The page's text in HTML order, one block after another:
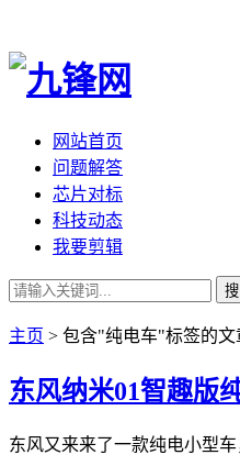
网站首页
问题解答
芯片对标
科技动态
我要剪辑
主页 > 包含"纯电车"标签的文
东风纳米01智趣版
东风又来来了一款纯电小型